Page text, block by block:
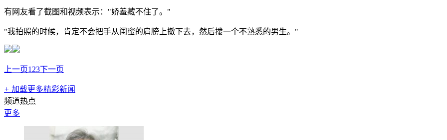
有网友看了截图和视频表示："娇羞藏不住了。"
"我拍照的时候，肯定不会把手从闺蜜的肩膀上撤下去，然后搂一个不熟悉的男生。"
上一页1 23下一页
+ 加载更多精彩新闻
频道热点
更多